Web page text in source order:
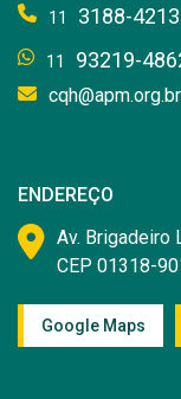
11 3188-4213
11 93219-
cqh@apm.org.br
ENDEREÇO
Av. Brigadeiro
CEP 01318-
Google Maps